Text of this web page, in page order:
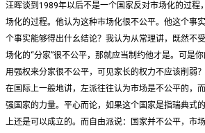
汪晖谈到1989年以后不是一个国家反对市场化的过程
场化的过程。他认为这种市场化很不公平。他这个事
个事实能够得出什幺结论？我认为从常理讲，既然不
场化的“分家”很不公平，那就应当制约他才是。可是
用强权来分家很不公平，可见家长的权力不应该削弱
在国际上一般地讲，左派往往认为市场是不公平的，
强国家的力量。平心而论，如果这个国家是指瑞典式
上还是可以成立的。而自由派说：国家并不公平，市